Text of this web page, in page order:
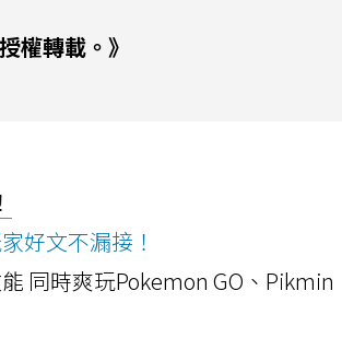
權轉載。》
好文不漏接！
同時爽玩Pokemon GO、Pikmin